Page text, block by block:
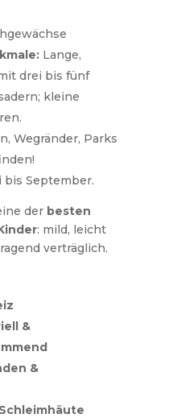
Lange,
drei bis fünf
kleine
Wegränder, Parks
September.
der besten
: mild, leicht
verträglich.
&
&